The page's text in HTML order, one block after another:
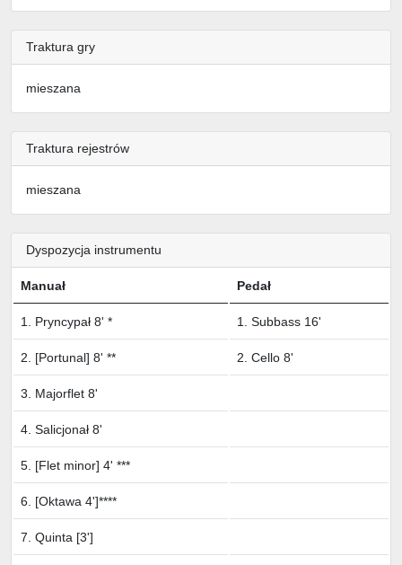
Traktura gry
mieszana
Traktura rejestrów
mieszana
Dyspozycja instrumentu
Manuał Pedał
1. Pryncypał 8' * 1. Subbass 16'
2. [Portunal] 8' ** 2. Cello 8'
3. Majorflet 8'
4. Salicjonał 8'
5. [Flet minor] 4' ***
6. [Oktawa 4']****
7. Quinta [3']